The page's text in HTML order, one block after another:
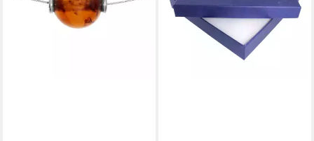
38,95 €
lieferbar - in 8-10 Werktagen bei